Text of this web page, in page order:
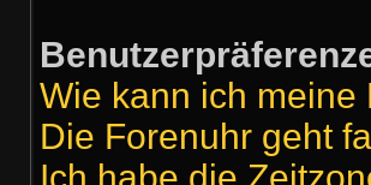
Wie kann ich
Die Forenuhr geht